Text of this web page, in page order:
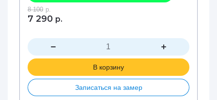
8 100 р.
7 290 р.
В корзину
Записаться на замер